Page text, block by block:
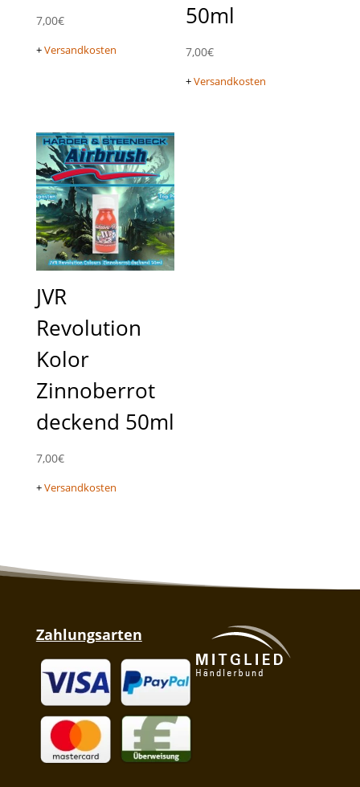
7,00€
+Versandkosten
50ml
7,00€
+Versandkosten
JVR
Revolution
Kolor
Zinnoberrot
deckend 50ml
7,00€
+Versandkosten
Zahlungsarten